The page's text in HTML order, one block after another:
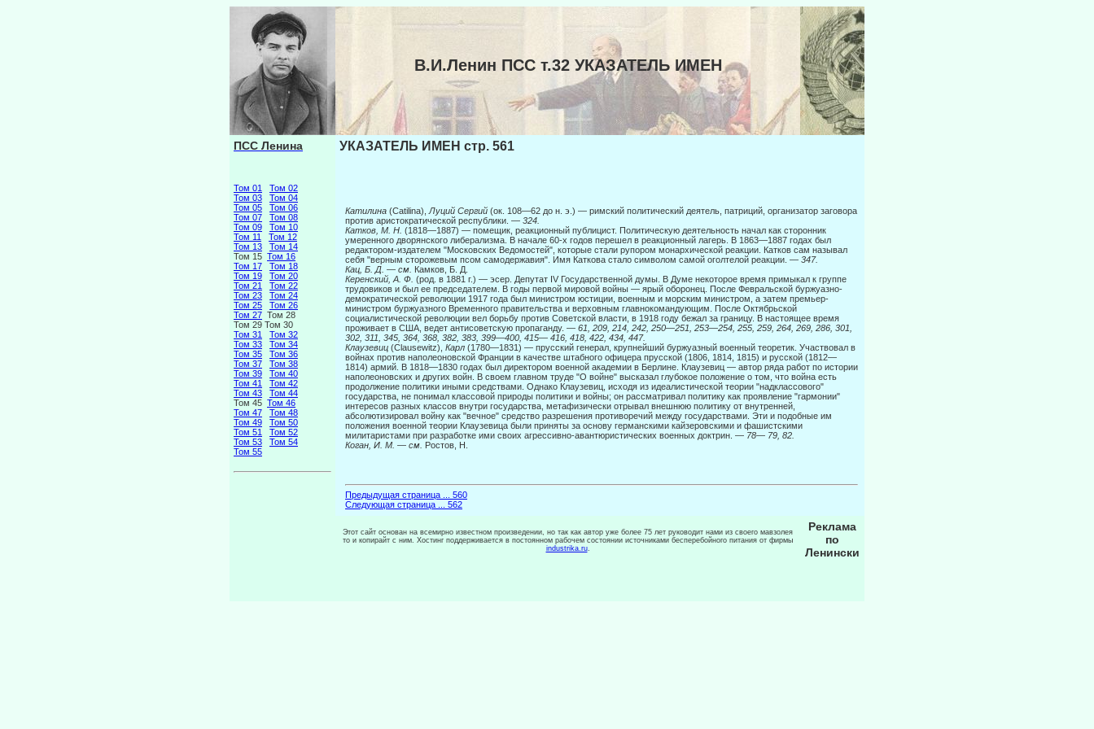
В.И.Ленин ПСС т.32 УКАЗАТЕЛЬ ИМЕН
ПСС Ленина
Том 01
Том 02
Том 03
Том 04
Том 05
Том 06
Том 07
Том 08
Том 09
Том 10
Том 11
Том 12
Том 13
Том 14
Том 15 Том 16
Том 17
Том 18
Том 19
Том 20
Том 21
Том 22
Том 23
Том 24
Том 25
Том 26
Том 27 Том 28
Том 29 Том 30
Том 31
Том 32
Том 33
Том 34
Том 35
Том 36
Том 37
Том 38
Том 39
Том 40
Том 41
Том 42
Том 43
Том 44
Том 45 Том 46
Том 47
Том 48
Том 49
Том 50
Том 51
Том 52
Том 53
Том 54
Том 55
УКАЗАТЕЛЬ ИМЕН стр. 561
Катилина (Catilina), Луций Сергий (ок. 108—62 до н. э.) — римский политический деятель, патриций, организатор заговора
против аристократической республики. — 324.
Катков, М. Н. (1818—1887) — помещик, реакционный публицист. Политическую деятельность начал как сторонник
умеренного дворянского либерализма. В начале 60-х годов перешел в реакционный ла­герь. В 1863—1887 годах был
редактором-издателем "Московских Ведомостей", которые стали рупором монархической реакции. Катков сам называл
себя "верным сторожевым псом самодержавия". Имя Кат­кова стало символом самой оголтелой реакции. — 347.
Кац, Б. Д. — см.
Камков, Б. Д.
Керенский, А. Ф. (род. в 1881 г.) — эсер. Депутат IV Государственной думы. В Думе некоторое время примыкал к группе
трудовиков и был ее председателем. В годы первой мировой войны — ярый оборо­нец. После Февральской буржуазно-
демократической революции 1917 года был министром юстиции, военным и морским министром, а затем премьер-
министром буржуазного Временного правительства и верховным главнокомандующим. После Октябрьской
социалистической революции вел борьбу против Советской власти, в 1918 году бежал за границу. В настоящее время
проживает в США, ведет антисовет­скую пропаганду. — 61, 209, 214, 242, 250—251, 253—254, 255, 259, 264, 269, 286, 301,
302, 311, 345, 364, 368, 382, 383, 399—400, 415— 416, 418, 422, 434, 447.
Клаузевиц (Clausewitz), Карл (1780—1831) — прусский генерал, крупнейший буржуазный военный теоретик. Участвовал в
войнах против наполеоновской Франции в качестве штабного офицера прусской (1806, 1814, 1815) и русской (1812—
1814) армий. В 1818—1830 годах был директором военной академии в Берлине. Клаузевиц — автор ряда работ по истории
наполеоновских и других войн. В своем главном труде "О войне" высказал глубокое положение о том, что война есть
продолжение политики иными средствами. Однако Клаузевиц, исходя из идеалистической теории "надклассового"
государства, не по­нимал классовой природы политики и войны; он рассматривал политику как проявление "гармонии"
интересов разных классов внутри государства, метафизически отрывал внешнюю политику от внутрен­ней,
абсолютизировал войну как "вечное" средство разрешения противоречий между государствами. Эти и подобные им
положения военной теории Клаузевица были приняты за основу германскими кайзеров­скими и фашистскими
милитаристами при разработке ими своих агрессивно-авантюристических воен­ных доктрин. — 78— 79, 82.
Коган, И. М. — см. Ростов, Н.
Предыдущая страница ... 560
Следующая страница ... 562
Этот сайт основан на всемирно известном произведении, но так как автор уже более 75 лет руководит нами из своего мавзолея
то и копирайт с ним. Хостинг поддерживается в постоянном рабочем состоянии источниками бесперебойного питания от фирмы
industrika.ru.
Реклама
по
Ленински